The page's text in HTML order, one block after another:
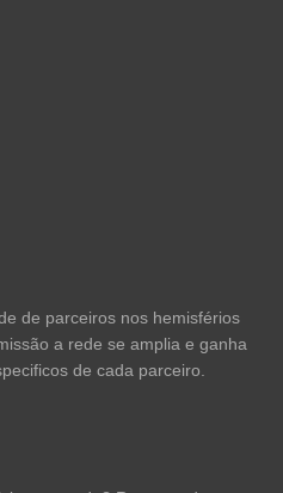
de parceiros nos hemisférios
a rede se amplia e ganha
de cada parceiro.